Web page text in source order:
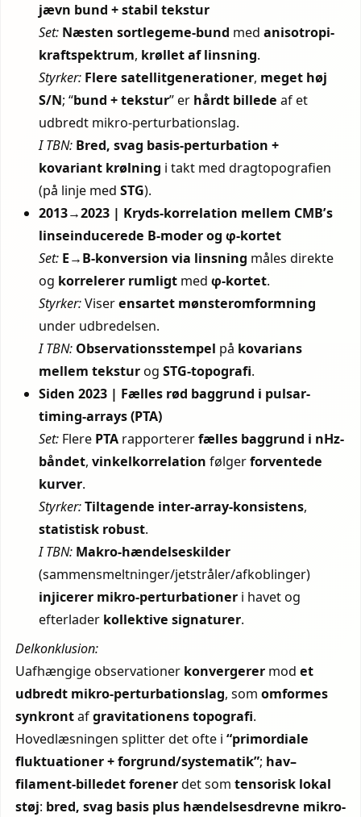
jævn bund + stabil tekstur
Set: Næsten sortlegeme-bund medanisotropi-
kraftspektrum, krøllet af linsning.
Styrker: Flere satellitgenerationer, meget høj
S/N; “bund + tekstur” er hårdt billede af et
udbredt mikro-perturbationslag.
I TBN: Bred, svag basis-perturbation +
kovariant krølning i takt med dragtopografien
(på linje medSTG).
2013→2023 | Kryds-korrelation mellem CMB’s
linseinducerede B-moder og φ-kortet
Set: E→B-konversion via linsning måles direkte
og korrelerer rumligt medφ-kortet.
Styrker:Viserensartet mønsteromformning
under udbredelsen.
I TBN: Observationsstempel på kovarians
mellem tekstur ogSTG-topografi.
Siden 2023 | Fælles rød baggrund i pulsar-
timing-arrays (PTA)
Set: Flere PTA rapportererfælles baggrund i nHz-
båndet,vinkelkorrelation følgerforventede
kurver.
Styrker:Tiltagende inter-array-konsistens,
statistisk robust.
I TBN: Makro-hændelseskilder
(sammensmeltninger/jetstråler/afkoblinger)
injicerer mikro-perturbationer i havet og
efterlader kollektive signaturer.
Delkonklusion:
Uafhængige observationer konvergerer mod et
udbredt mikro-perturbationslag, som omformes
synkrontafgravitationens topografi.
Hovedlæsningen splitter det ofte i “primordiale
fluktuationer + forgrund/systematik”; hav–
filament-billedetforener det som tensorisk lokal
støj: bred, svag basis plus hændelsesdrevne mikro-